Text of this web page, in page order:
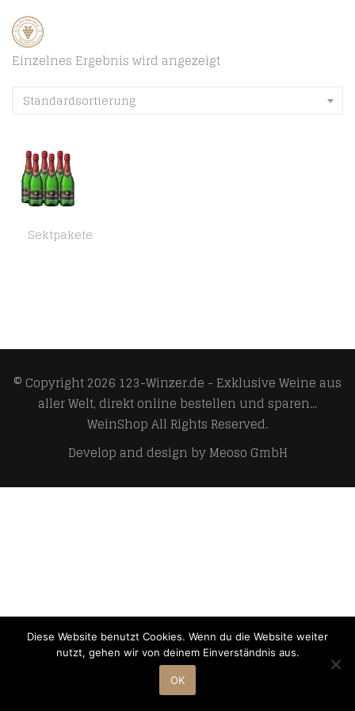
Einzelnes Ergebnis wird angezeigt
Standardsortierung
Sektpakete
© Copyright 2026 123-Winzer.de - Exklusive Weine aus
aller Welt, direkt online bestellen und sparen...
WeinShopAll Rights Reserved.
Develop and design byMeoso GmbH
Diese Website benutzt Cookies. Wenn du die Website weiter
nutzt, gehen wir von deinem Einverständnis aus.
OK